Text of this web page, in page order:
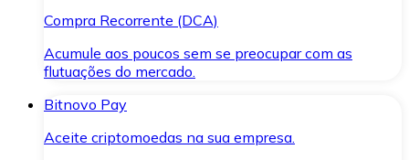
Compra Recorrente (DCA)
Acumule aos poucos sem se preocupar com as
flutuações do mercado.
Bitnovo Pay
Aceite criptomoedas na sua empresa.